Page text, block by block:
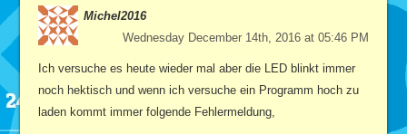
Michel2016
Wednesday December 14th, 2016 at 05:46 PM
Ich versuche es heute wieder mal aber die LED blinkt immer
noch hektisch und wenn ich versuche ein Programm hoch zu
laden kommt immer folgende Fehlermeldung,